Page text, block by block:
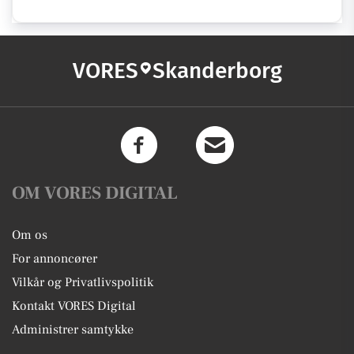
VORES Skanderborg
OM VORES DIGITAL
Om os
For annoncører
Vilkår og Privatlivspolitik
Kontakt VORES Digital
Administrer samtykke